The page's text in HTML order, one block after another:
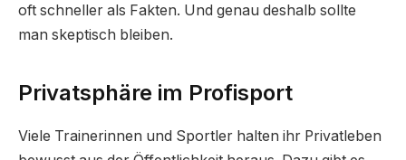
oft schneller als Fakten. Und genau deshalb sollte
man skeptisch bleiben.
Privatsphäre im Profisport
Viele Trainerinnen und Sportler halten ihr Privatleben